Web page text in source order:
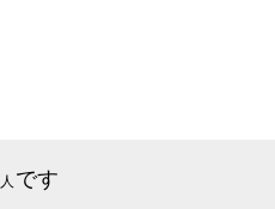
人 です